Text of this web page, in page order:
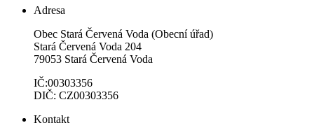
Adresa
Obec Stará Červená Voda (Obecní úřad)
Stará Červená Voda 204
79053 Stará Červená Voda
IČ:00303356
DIČ: CZ00303356
Kontakt